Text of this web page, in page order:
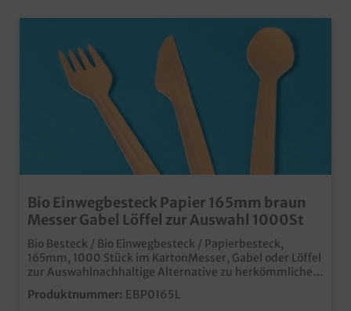
Bio Einwegbesteck Papier 165mm braun
Messer Gabel Löffel zur Auswahl 1000St
Bio Besteck / Bio Einwegbesteck / Papierbesteck,
165mm, 1000 Stück im KartonMesser, Gabel oder Löffel
zur Auswahlnachhaltige Alternative zu herkömmlichem
Einwegbesteck aus Plastikextra stabilkunststofffreie
Beschichtung für angenehmes MundgefühlSUPD
Produktnummer: EBP0165L